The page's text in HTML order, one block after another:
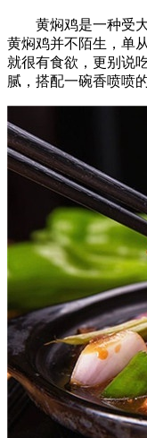
黄焖鸡是一种受大
黄焖鸡并不陌生，单
就很有食欲，更别说
腻，搭配一碗香喷喷